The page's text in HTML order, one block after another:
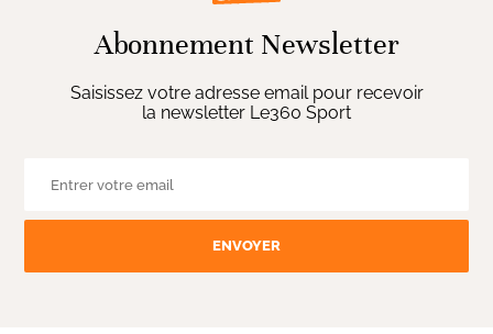
Abonnement Newsletter
Saisissez votre adresse email pour recevoir
la newsletter Le360 Sport
ENVOYER